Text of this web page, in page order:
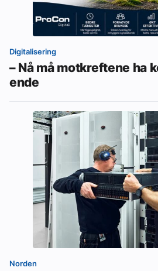
Digitalisering
– Nå må motkreftene ha
ende
Norden